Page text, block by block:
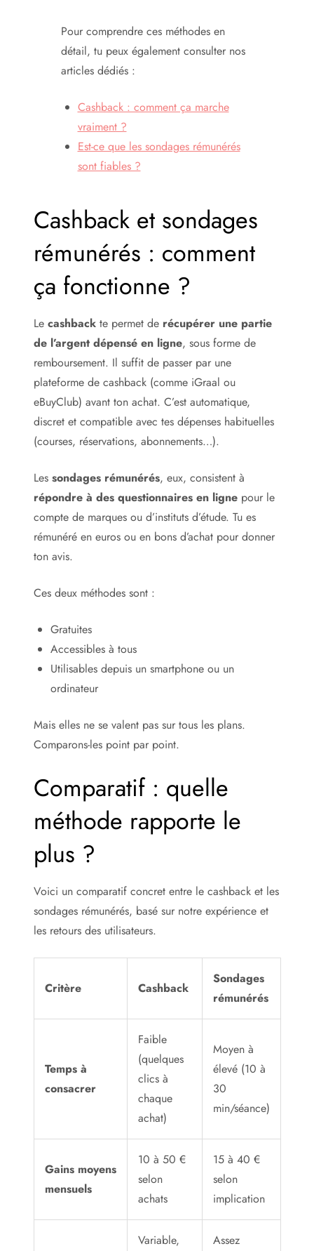
Pour comprendre ces méthodes en
détail, tu peux également consulter nos
articles dédiés :
Cashback : comment ça marche
vraiment ?
Est-ce que les sondages rémunérés
sont fiables ?
Cashback et sondages
rémunérés : comment
ça fonctionne ?
Le cashbackte permet de récupérer une partie
de l’argent dépensé en ligne, sous forme de
remboursement. Il suffit de passer par une
plateforme de cashback (comme iGraal ou
eBuyClub) avant ton achat. C’est automatique,
discret et compatible avec tes dépenses habituelles
(courses, réservations, abonnements…).
Les sondages rémunérés, eux, consistent à
répondre à des questionnaires en lignepour le
compte de marques ou d’instituts d’étude. Tu es
rémunéré en euros ou en bons d’achat pour donner
ton avis.
Ces deux méthodes sont :
Gratuites
Accessibles à tous
Utilisables depuis un smartphone ou un
ordinateur
Mais elles ne se valent pas sur tous les plans.
Comparons-les point par point.
Comparatif : quelle
méthode rapporte le
plus ?
Voici un comparatif concret entre le cashback et les
sondages rémunérés, basé sur notre expérience et
les retours des utilisateurs.
Critère Cashback
Sondages
rémunérés
Temps à
consacrer
Faible
(quelques
clics à
chaque
achat)
Moyen à
élevé (10 à
30
min/séance)
Gains moyens
mensuels
10 à 50 €
selon
achats
15 à 40 €
selon
implication
Variable, Assez